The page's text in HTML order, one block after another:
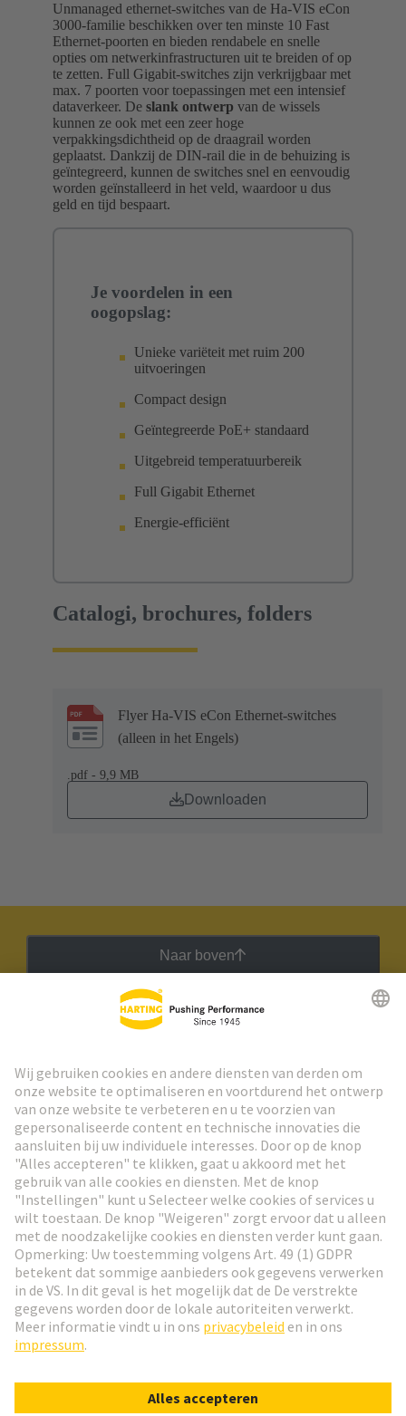
Unmanaged ethernet-switches van de Ha-VIS eCon
3000-familie beschikken over ten minste 10 Fast
Ethernet-poorten en bieden rendabele en snelle
opties om netwerkinfrastructuren uit te breiden of op
te zetten. Full Gigabit-switches zijn verkrijgbaar met
max. 7 poorten voor toepassingen met een intensief
dataverkeer. De slank ontwerp van de wissels
kunnen ze ook met een zeer hoge
verpakkingsdichtheid op de draagrail worden
geplaatst. Dankzij de DIN-rail die in de behuizing is
geïntegreerd, kunnen de switches snel en eenvoudig
worden geïnstalleerd in het veld, waardoor u dus
geld en tijd bespaart.
Je voordelen in een
oogopslag:
Unieke variëteit met ruim 200
uitvoeringen
Compact design
Geïntegreerde PoE+ standaard
Uitgebreid temperatuurbereik
Full Gigabit Ethernet
Energie-efficiënt
Catalogi, brochures, folders
Flyer Ha-VIS eCon Ethernet-switches
(alleen in het Engels)
.pdf - 9,9 MB
Downloaden
Naar boven
Ga naar registratie
Social Media
Nederlands
© HARTING Technology Group